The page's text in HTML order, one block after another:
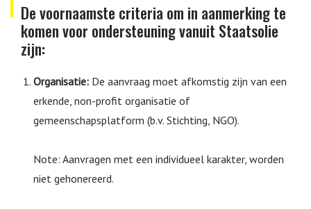
De voornaamste criteria om in aanmerking te
komen voor ondersteuning vanuit Staatsolie
zijn:
Organisatie: De aanvraag moet afkomstig zijn van een
erkende, non-profit organisatie of
gemeenschapsplatform (b.v. Stichting, NGO).
Note: Aanvragen met een individueel karakter, worden
niet gehonereerd.